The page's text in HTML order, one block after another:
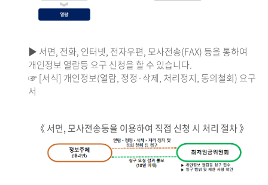
▶ 서면, 전화, 인터넷, 전자우편, 모사전송(FAX) 등을 통하여
개인정보 열람등 요구 신청을 할 수 있습니다.
☞ [서식] 개인정보(열람, 정정·삭제, 처리정지, 동의철회) 요구
서
《 서면, 모사전송등을 이용하여 직접 신청 시 처리 절차 》